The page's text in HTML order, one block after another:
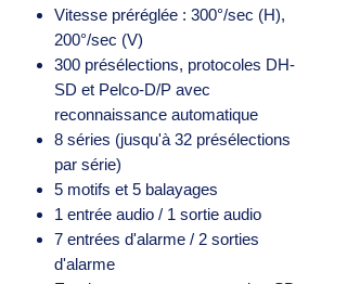
Vitesse préréglée : 300°/sec (H),
200°/sec (V)
300 présélections, protocoles DH-
SD et Pelco-D/P avec
reconnaissance automatique
8 séries (jusqu'à 32 présélections
par série)
5 motifs et 5 balayages
1 entrée audio / 1 sortie audio
7 entrées d'alarme / 2 sorties
d'alarme